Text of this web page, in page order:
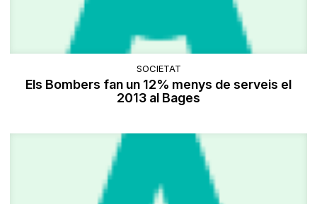
SOCIETAT
Els Bombers fan un 12% menys de serveis el
2013 al Bages